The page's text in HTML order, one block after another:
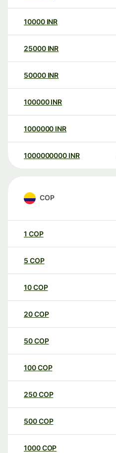
10000 INR
25000 INR
50000 INR
100000 INR
1000000 INR
1000000000 INR
COP
1 COP
5 COP
10COP
20COP
50COP
100COP
250COP
500COP
1000COP